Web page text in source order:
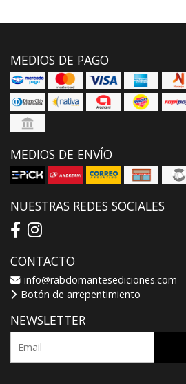
MEDIOS DE PAGO
MEDIOS DE ENVÍO
NUESTRAS REDES SOCIALES
CONTACTO
info@rabdomantesediciones.com
Botón de arrepentimiento
NEWSLETTER